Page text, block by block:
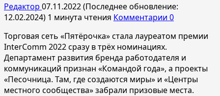
Редактор 07.11.2022 (Последнее обновление:
12.02.2024) 1 минута чтения Комментарии 0
Торговая сеть «Пятёрочка» стала лауреатом премии
InterComm 2022 сразу в трёх номинациях.
Департамент развития бренда работодателя и
коммуникаций признан «Командой года», а проекты
«Песочница. Там, где создаются миры» и «Центры
местного сообщества» забрали призовые места.